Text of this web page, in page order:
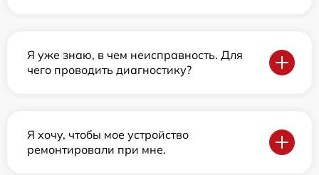
Я уже знаю, в чем неисправность. Для
чего проводить диагностику?
Я хочу, чтобы мое устройство
ремонтировали при мне.